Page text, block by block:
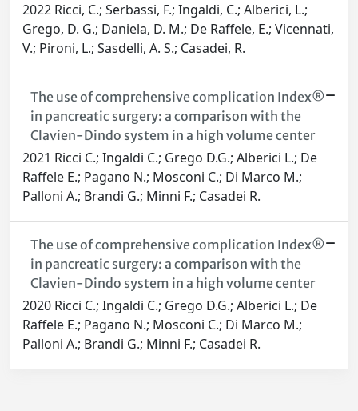
2022 Ricci, C.; Serbassi, F.; Ingaldi, C.; Alberici, L.;
Grego, D. G.; Daniela, D. M.; De Raffele, E.; Vicennati,
V.; Pironi, L.; Sasdelli, A. S.; Casadei, R.
The use of comprehensive complication Index®
in pancreatic surgery: a comparison with the
Clavien-Dindo system in a high volume center
2021 Ricci C.; Ingaldi C.; Grego D.G.; Alberici L.; De
Raffele E.; Pagano N.; Mosconi C.; Di Marco M.;
Palloni A.; Brandi G.; Minni F.; Casadei R.
The use of comprehensive complication Index®
in pancreatic surgery: a comparison with the
Clavien-Dindo system in a high volume center
2020 Ricci C.; Ingaldi C.; Grego D.G.; Alberici L.; De
Raffele E.; Pagano N.; Mosconi C.; Di Marco M.;
Palloni A.; Brandi G.; Minni F.; Casadei R.